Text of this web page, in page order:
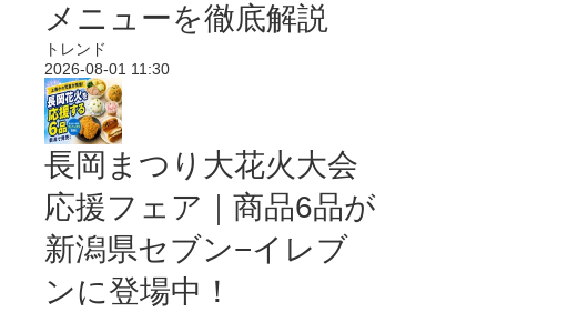
メニューを徹底解説
トレンド
2026-08-01 11:30
長岡まつり大花火大会
応援フェア｜商品6品が
新潟県セブン−イレブ
ンに登場中！